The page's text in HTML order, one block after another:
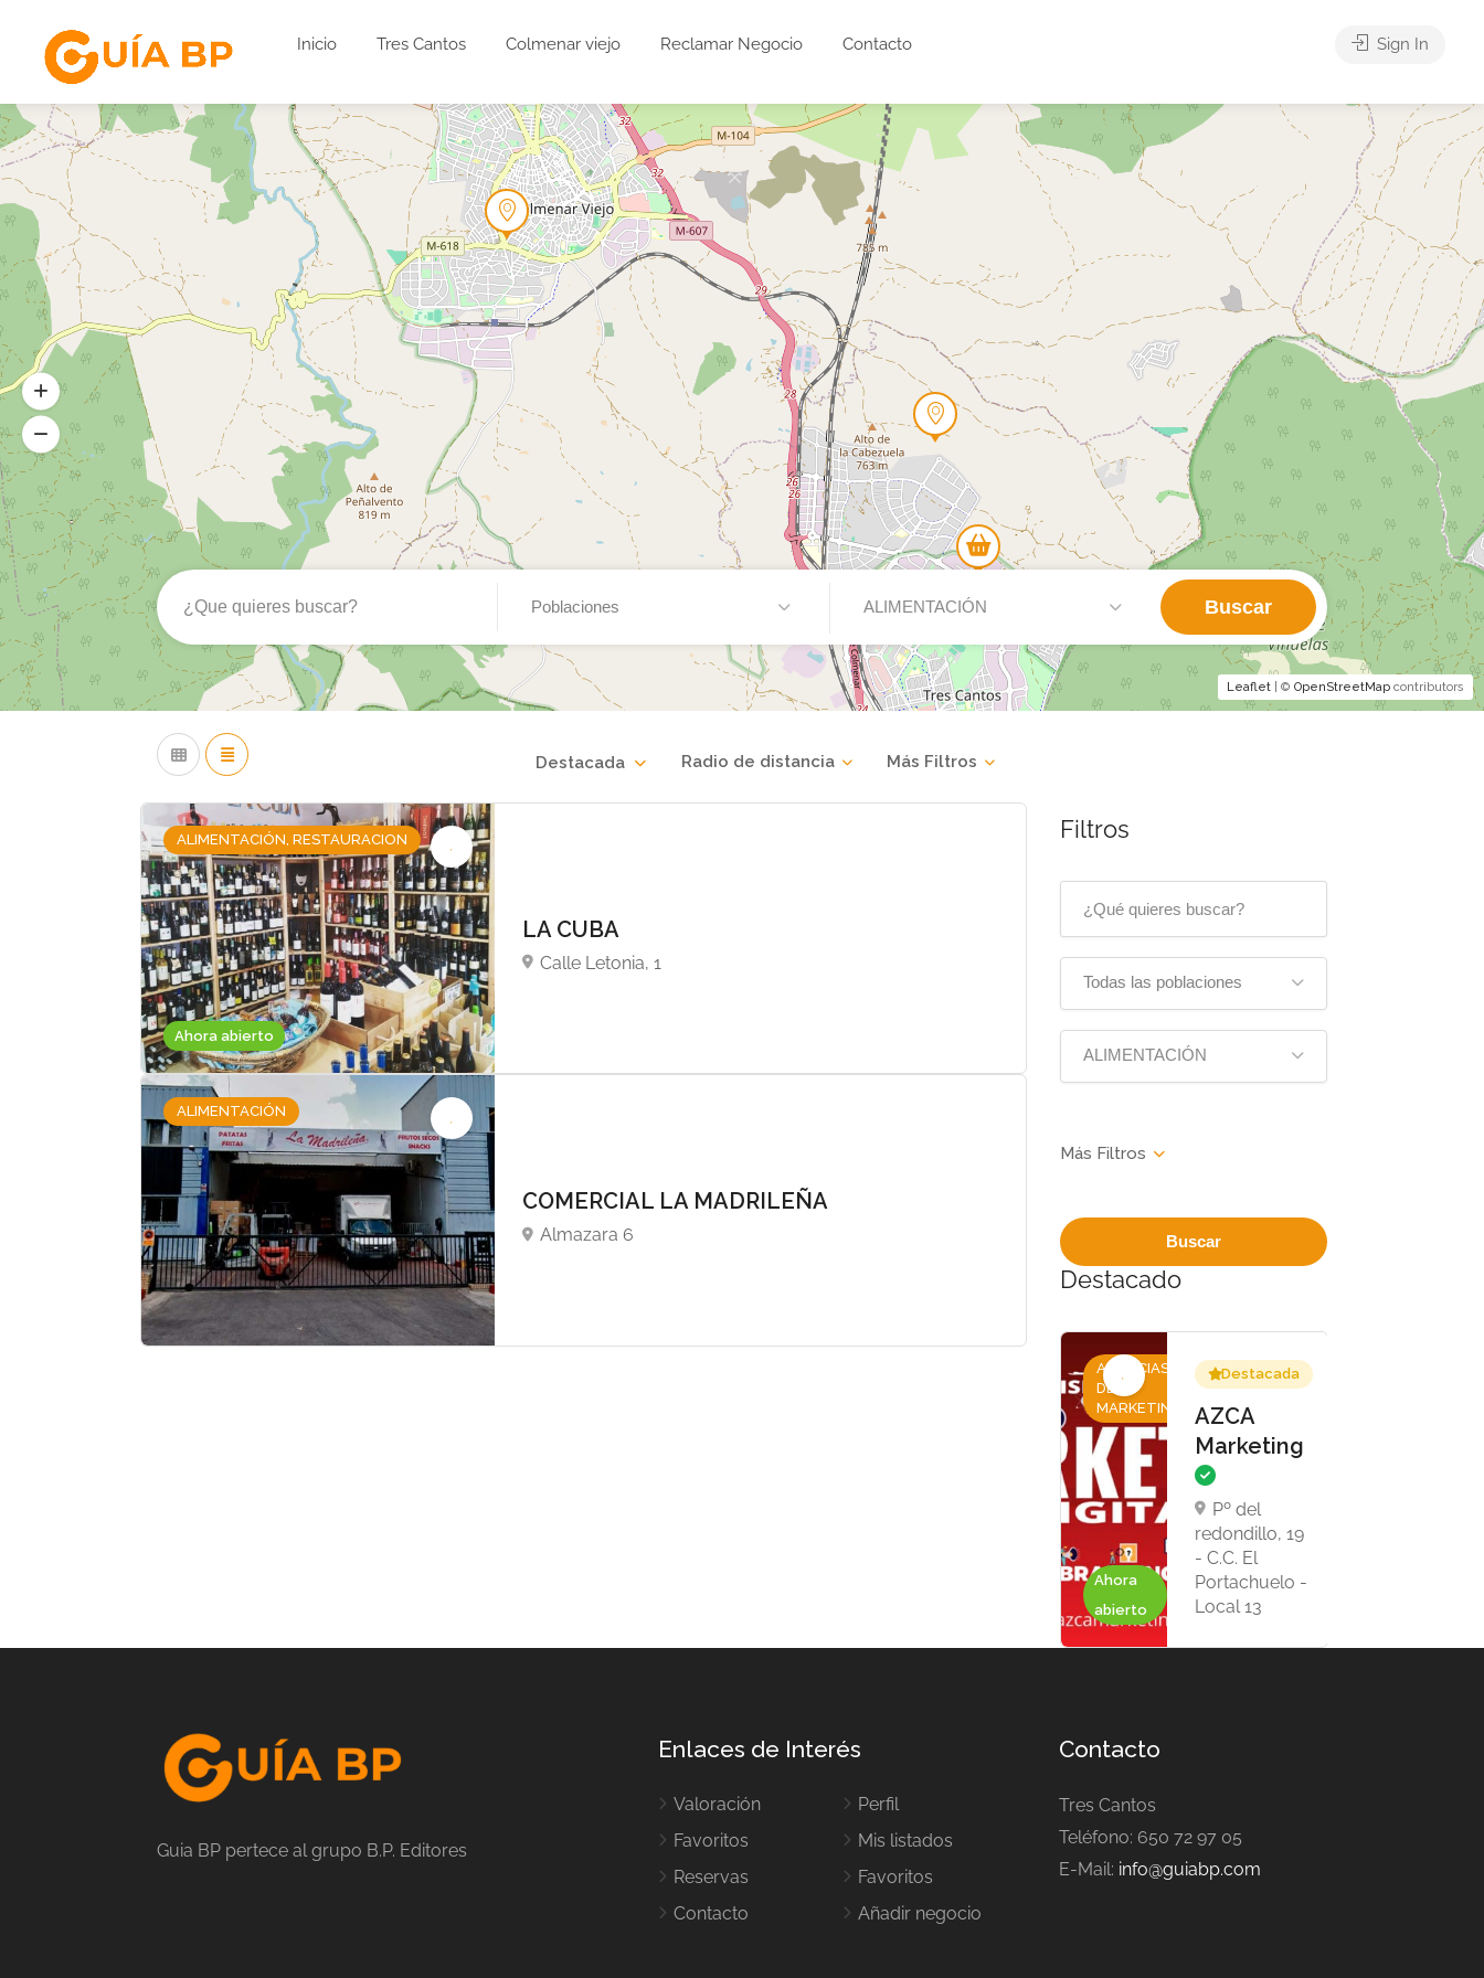
Inicio Tres Cantos Colmenar viejo Reclamar Negocio Contacto Sign In
Leaflet | © OpenStreetMap contributors
Poblaciones ALIMENTACIÓN Buscar
Más Filtros
Radio de distancia
Destacada
Ahora abierto
ALIMENTACIÓN, RESTAURACION
LA CUBA
Calle Letonia, 1
ALIMENTACIÓN
COMERCIAL LA MADRILEÑA
Almazara 6
Filtros
Todas las poblaciones
ALIMENTACIÓN
Buscar
Destacado
Ahora
abierto
AGENCIAS
DE
MARKETING
Destacada
AZCA
Marketing
Pº del
redondillo, 19
- C.C. El
Portachuelo -
Local 13
Guia BP pertece al grupo B.P. Editores
Enlaces de Interés
Valoración
Favoritos
Reservas
Contacto
Perfil
Mis listados
Favoritos
Añadir negocio
Contacto
Tres Cantos
Teléfono: 650 72 97 05
E-Mail: info@guiabp.com